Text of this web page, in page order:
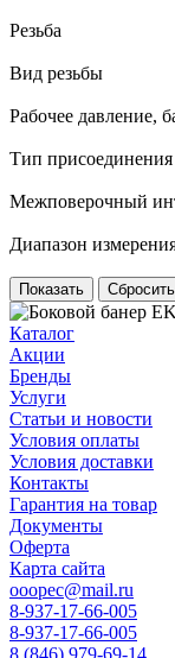
Резьба
Вид резьбы
Рабочее давление,
Тип присоединения
Межповерочный
Диапазон
Сбросить
Каталог
Акции
Бренды
Услуги
Статьи и новости
Условия оплаты
Условия доставки
Контакты
Гарантия на товар
Документы
Оферта
Карта сайта
ooopec@mail.ru
8-937-17-66-005
8-937-17-66-005
8 (846) 979-69-14